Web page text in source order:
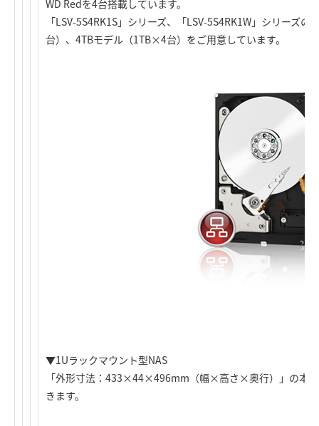
WD Redを4台搭載しています。
「LSV-5S4RK1S」シリーズ、「LSV-5S4RK1W」シリーズ
台）、4TBモデル（1TB×4台）をご用意しています。
▼1Uラックマウント型NAS
「外形寸法：433×44×496mm（幅×高さ×奥行）」の本
きます。